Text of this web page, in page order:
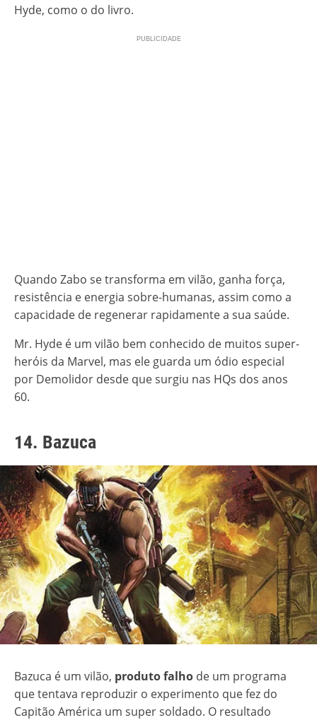
Hyde, como o do livro.
Quando Zabo se transforma em vilão, ganha força,
resistência e energia sobre-humanas, assim como a
capacidade de regenerar rapidamente a sua saúde.
Mr. Hyde é um vilão bem conhecido de muitos super-
heróis da Marvel, mas ele guarda um ódio especial
por Demolidor desde que surgiu nas HQs dos anos
60.
14. Bazuca
Bazuca é um vilão, produto falho de um programa
que tentava reproduzir o experimento que fez do
Capitão América um super soldado. O resultado